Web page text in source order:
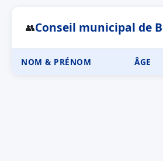
👥Conseil municipal de
NOM & PRÉNOM ÂGE